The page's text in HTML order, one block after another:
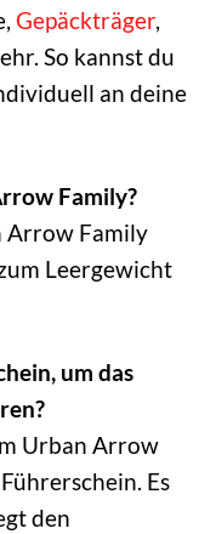
Gepäckträger,
So kannst du
an deine
Family?
Arrow Family
Leergewicht
um das
Urban Arrow
Es
den